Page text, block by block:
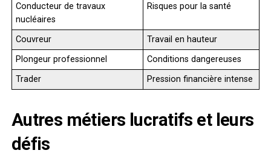
Conducteur de travaux
nucléaires
Risques pour la santé
Couvreur
Travail en hauteur
Plongeur professionnel
Conditions dangereuses
Trader
Pression financière intense
Autres métiers lucratifs et leurs
défis